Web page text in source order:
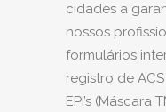
cidades a
nossos
formulários
registro de
EPI’s (Máscara